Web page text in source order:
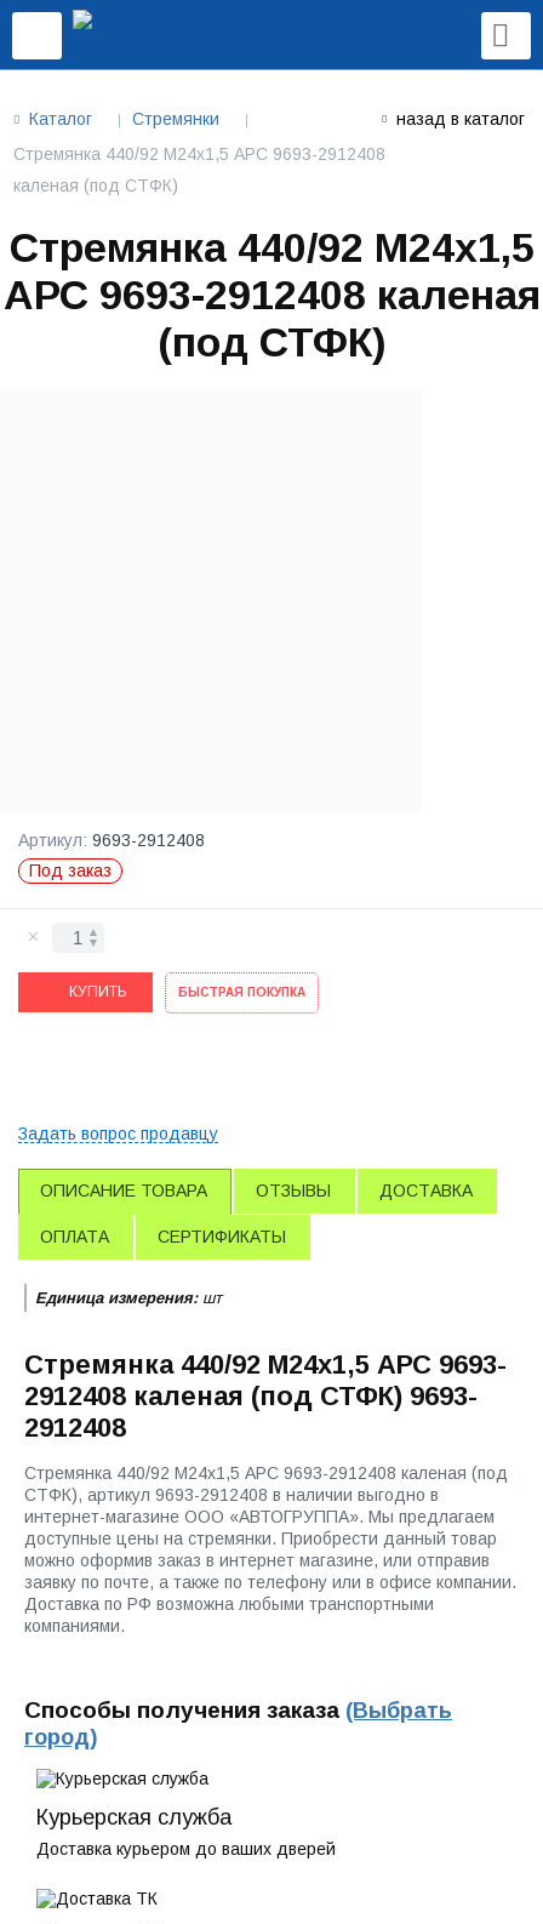
Каталог
Стремянки
Стремянка 440/92 М24х1,5 АРС 9693-2912408
каленая (под СТФК)
назад в каталог
Стремянка 440/92 М24х1,5
АРС 9693-2912408 каленая
(под СТФК)
Артикул: 9693-2912408
Под заказ
КУПИТЬ БЫСТРАЯ ПОКУПКА
Задать вопрос продавцу
ОПИСАНИЕ ТОВАРА ОТЗЫВЫ ДОСТАВКА
ОПЛАТА СЕРТИФИКАТЫ
Единица измерения: шт
Стремянка 440/92 М24х1,5 АРС 9693-
2912408 каленая (под СТФК) 9693-
2912408
Стремянка 440/92 М24х1,5 АРС 9693-2912408 каленая (под
СТФК), артикул 9693-2912408 в наличии выгодно в
интернет-магазине ООО «АВТОГРУППА». Мы предлагаем
доступные цены на стремянки. Приобрести данный товар
можно оформив заказ в интернет магазине, или отправив
заявку по почте, а также по телефону или в офисе компании.
Доставка по РФ возможна любыми транспортными
компаниями.
Способы получения заказа (Выбрать
город)
Курьерская служба
Доставка курьером до ваших дверей